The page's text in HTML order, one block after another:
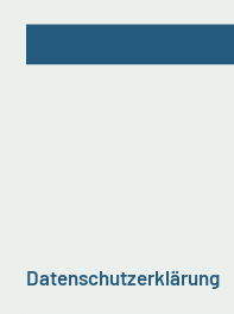
Datenschutzerklärung